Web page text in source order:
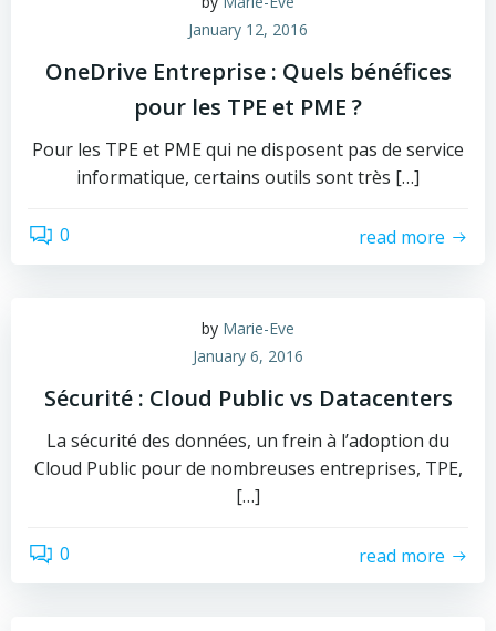
January 12, 2016
OneDrive Entreprise : Quels bénéfices
pour les TPE et PME ?
Pour les TPE et PME qui ne disposent pas de service
informatique, certains outils sont très […]
0 read more
by Marie-Eve
January 6, 2016
Sécurité : Cloud Public vs Datacenters
La sécurité des données, un frein à l’adoption du
Cloud Public pour de nombreuses entreprises, TPE,
[…]
0 read more